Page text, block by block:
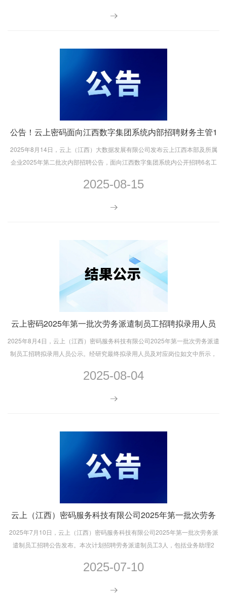
公告！云上密码面向江西数字集团系统内部招聘财务主管1
人
2025年8月14日，云上（江西）大数据发展有限公司发布云上江西本部及所属
企业2025年第二批次内部招聘公告，面向江西数字集团系统内公开招聘6名工
2025-08-15
云上密码2025年第一批次劳务派遣制员工招聘拟录用人员
公示
2025年8月4日，云上（江西）密码服务科技有限公司2025年第一批次劳务派遣
制员工招聘拟录用人员公示。经研究最终拟录用人员及对应岗位如文中所示，
2025-08-04
云上（江西）密码服务科技有限公司2025年第一批次劳务
派遣制员工招聘公告
2025年7月10日，云上（江西）密码服务科技有限公司2025年第一批次劳务派
遣制员工招聘公告发布。本次计划招聘劳务派遣制员工3人，包括业务助理2
2025-07-10